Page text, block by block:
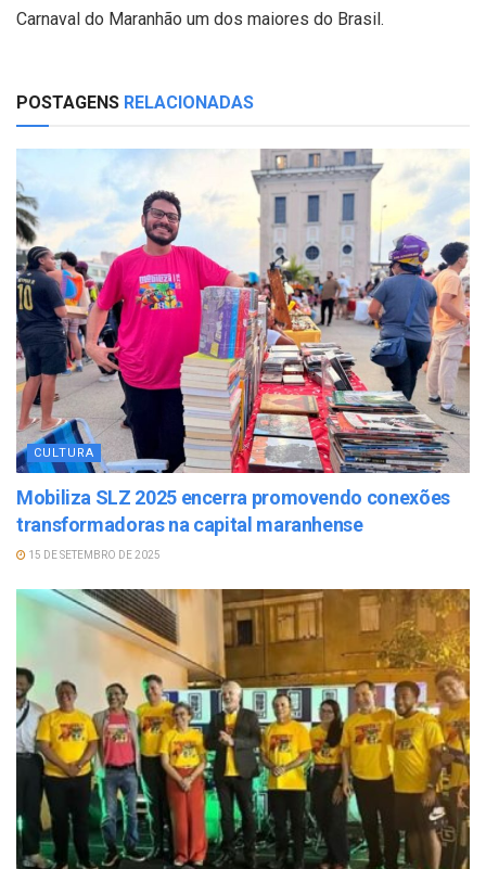
Carnaval do Maranhão um dos maiores do Brasil.
POSTAGENS RELACIONADAS
CULTURA
Mobiliza SLZ 2025 encerra promovendo conexões
transformadoras na capital maranhense
15 DE SETEMBRO DE 2025